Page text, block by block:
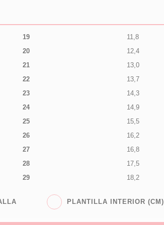
19
11,8
20
12,4
21
13,0
22
13,7
23
14,3
24
14,9
25
15,5
26
16,2
27
16,8
28
17,5
29
18,2
PLANTILLA INTERIOR (CM)